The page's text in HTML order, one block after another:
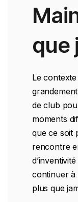
que
Le
de club
moments
que ce soit
rencontre
continuer à
plus que